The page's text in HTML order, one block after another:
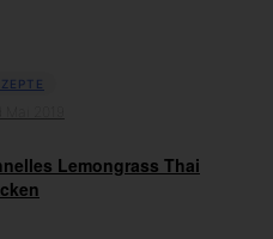
Lemongrass Thai